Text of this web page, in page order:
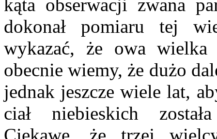
kąta obserwacji zwana
dokonał pomiaru tej
wykazać, że owa wielka
obecnie wiemy, że dużo
jednak jeszcze wiele lat,
ciał niebieskich
Ciekawe, że trzej